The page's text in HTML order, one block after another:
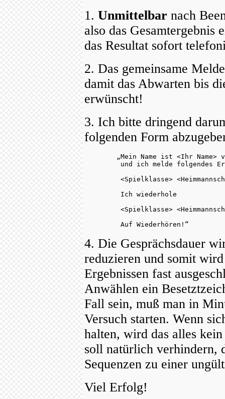
1. Unmittelbar nach
also das Gesamtergebnis
das Resultat sofort
2. Das gemeinsame
damit das Abwarten bis
erwünscht!
3. Ich bitte dringend
folgenden Form
„Mein Name ist <Ihr Name>
und ich melde folgendes
<Spielklasse>
         Ich wiederhole
<Spielklasse>
         Auf Wiederhören!“
4. Die Gesprächsdauer
reduzieren und somit
Ergebnissen fast
Anwählen ein
Fall sein, muß man in
Versuch starten. Wenn
halten, wird das alles
soll natürlich verhindern,
Sequenzen zu einer
Viel Erfolg!